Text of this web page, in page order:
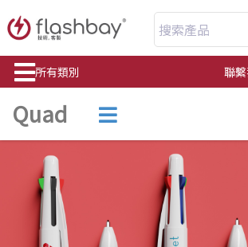
搜索產品
所有類別 聯
Quad